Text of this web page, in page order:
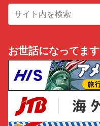
お世話になってます